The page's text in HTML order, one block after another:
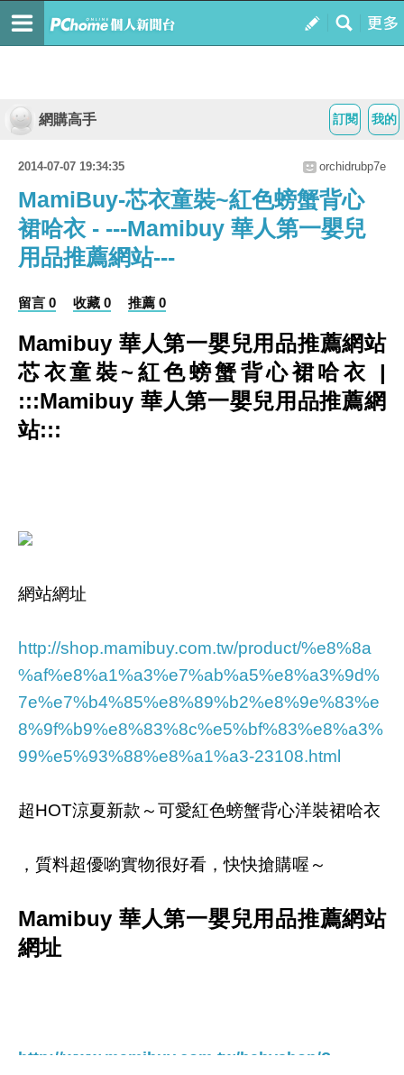
我的
訂閱
網購高手
2014-07-07 19:34:35 orchidrubp7e
MamiBuy-芯衣童裝~紅色螃蟹背心
裙哈衣 - ---Mamibuy 華人第一嬰兒
用品推薦網站---
留言 0 收藏 0 推薦 0
Mamibuy 華人第一嬰兒用品推薦網站
芯衣童裝~紅色螃蟹背心裙哈衣 |
:::Mamibuy 華人第一嬰兒用品推薦網
站:::
網站網址
http://shop.mamibuy.com.tw/product/%e8%8a
%af%e8%a1%a3%e7%ab%a5%e8%a3%9d%
7e%e7%b4%85%e8%89%b2%e8%9e%83%e
8%9f%b9%e8%83%8c%e5%bf%83%e8%a3%
99%e5%93%88%e8%a1%a3-23108.html
超HOT涼夏新款～可愛紅色螃蟹背心洋裝裙哈衣
，質料超優喲實物很好看，快快搶購喔～
Mamibuy 華人第一嬰兒用品推薦網站
網址
http://www.mamibuy.com.tw/babyshop/?